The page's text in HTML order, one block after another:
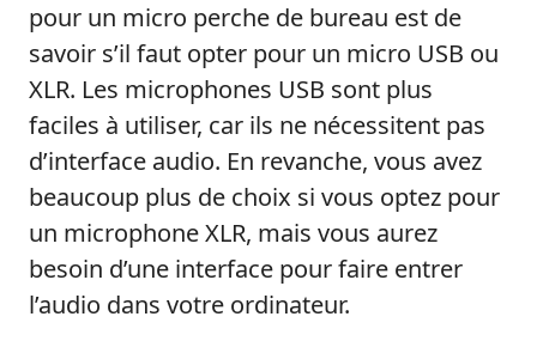
pour un micro perche de bureau est de
savoir s’il faut opter pour un micro USB ou
XLR. Les microphones USB sont plus
faciles à utiliser, car ils ne nécessitent pas
d’interface audio. En revanche, vous avez
beaucoup plus de choix si vous optez pour
un microphone XLR, mais vous aurez
besoin d’une interface pour faire entrer
l’audio dans votre ordinateur.